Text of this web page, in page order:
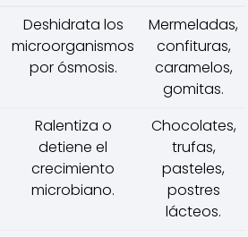
Deshidrata los
microorganismos
por ósmosis.
Mermeladas,
confituras,
caramelos,
gomitas.
Ralentiza o
detiene el
crecimiento
microbiano.
Chocolates,
trufas,
pasteles,
postres
lácteos.